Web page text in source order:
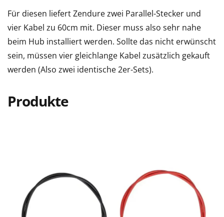
Für diesen liefert Zendure zwei Parallel-Stecker und
vier Kabel zu 60cm mit. Dieser muss also sehr nahe
beim Hub installiert werden. Sollte das nicht erwünscht
sein, müssen vier gleichlange Kabel zusätzlich gekauft
werden (Also zwei identische 2er-Sets).
Produkte